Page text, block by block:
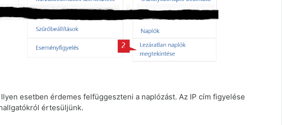
esetben érdemes felfüggeszteni a naplózást. Az IP cím figyelése
értesüljünk.